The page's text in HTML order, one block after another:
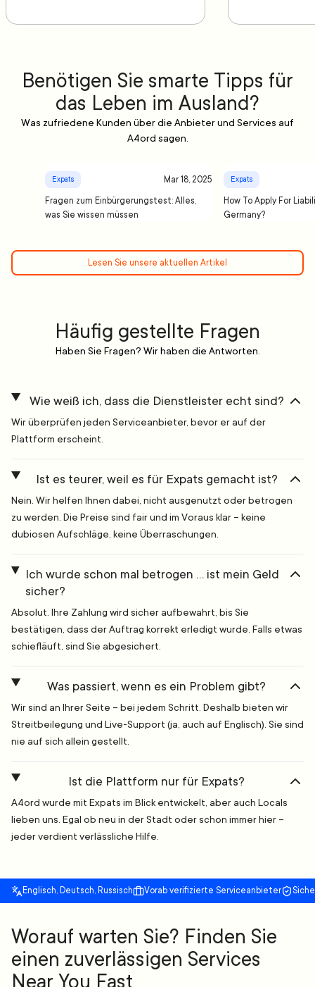
Benötigen Sie smarte Tipps für
das Leben im Ausland?
Was zufriedene Kunden über die Anbieter und Services auf
A4ord sagen.
Expats Mar 18, 2025
Fragen zum Einbürgerungstest: Alles,
was Sie wissen müssen
Expats
How To Apply For
Germany?
Lesen Sie unsere aktuellen Artikel
Häufig gestellte Fragen
Haben Sie Fragen? Wir haben die Antworten.
Wie weiß ich, dass die Dienstleister echt sind?
Wir überprüfen jeden Serviceanbieter, bevor er auf der
Plattform erscheint.
Ist es teurer, weil es für Expats gemacht ist?
Nein. Wir helfen Ihnen dabei, nicht ausgenutzt oder betrogen
zu werden. Die Preise sind fair und im Voraus klar – keine
dubiosen Aufschläge, keine Überraschungen.
Ich wurde schon mal betrogen … ist mein Geld
sicher?
Absolut. Ihre Zahlung wird sicher aufbewahrt, bis Sie
bestätigen, dass der Auftrag korrekt erledigt wurde. Falls etwas
schiefläuft, sind Sie abgesichert.
Was passiert, wenn es ein Problem gibt?
Wir sind an Ihrer Seite – bei jedem Schritt. Deshalb bieten wir
Streitbeilegung und Live-Support (ja, auch auf Englisch). Sie sind
nie auf sich allein gestellt.
Ist die Plattform nur für Expats?
A4ord wurde mit Expats im Blick entwickelt, aber auch Locals
lieben uns. Egal ob neu in der Stadt oder schon immer hier –
jeder verdient verlässliche Hilfe.
Englisch, Deutsch, Russisch Vorab verifizierte Serviceanbieter
Worauf warten Sie? Finden Sie
einen zuverlässigen Services
Near You Fast